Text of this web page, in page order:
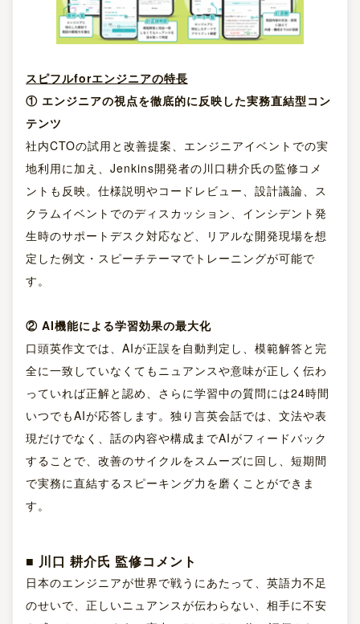
スピフルforエンジニアの特長
① エンジニアの視点を徹底的に反映した実務直結型コン
テンツ
社内CTOの試用と改善提案、エンジニアイベントでの実
地利用に加え、Jenkins開発者の川口耕介氏の監修コメ
ントも反映。仕様説明やコードレビュー、設計議論、ス
クラムイベントでのディスカッション、インシデント発
生時のサポートデスク対応など、リアルな開発現場を想
定した例文・スピーチテーマでトレーニングが可能で
す。
② AI機能による学習効果の最大化
口頭英作文では、AIが正誤を自動判定し、模範解答と完
全に一致していなくてもニュアンスや意味が正しく伝わ
っていれば正解と認め、さらに学習中の質問には24時間
いつでもAIが応答します。独り言英会話では、文法や表
現だけでなく、話の内容や構成までAIがフィードバック
することで、改善のサイクルをスムーズに回し、短期間
で実務に直結するスピーキング力を磨くことができま
す。
■ 川口 耕介氏 監修コメント
日本のエンジニアが世界で戦うにあたって、英語力不足
のせいで、正しいニュアンスが伝わらない、相手に不安